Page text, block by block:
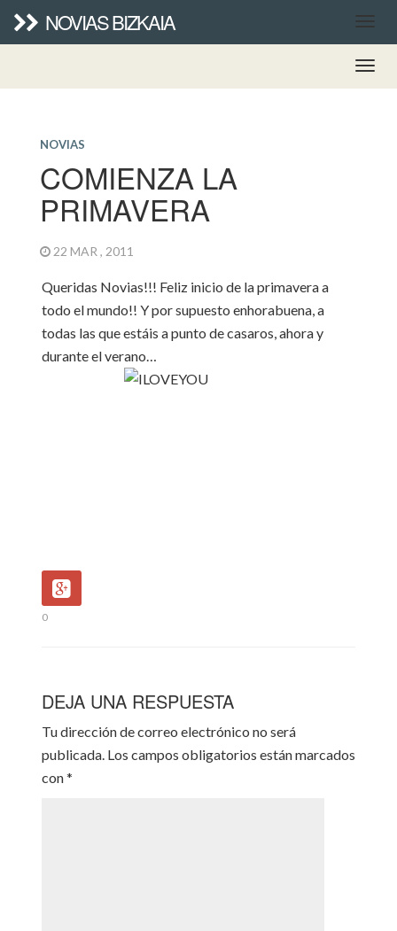
NOVIAS BIZKAIA
NOVIAS
COMIENZA LA
PRIMAVERA
22 MAR , 2011
Queridas Novias!!! Feliz inicio de la primavera a
todo el mundo!! Y por supuesto enhorabuena, a
todas las que estáis a punto de casaros, ahora y
durante el verano…
0
DEJA UNA RESPUESTA
Tu dirección de correo electrónico no será
publicada. Los campos obligatorios están marcados
con*